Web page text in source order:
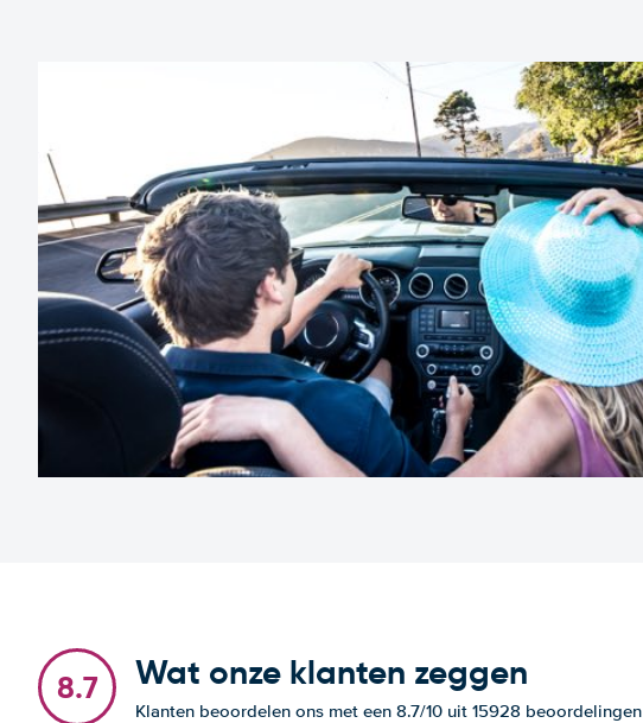
8.7 Wat onze klanten zeggen
Klanten beoordelen ons met een 8.7/10 uit 15928 beoordelingen